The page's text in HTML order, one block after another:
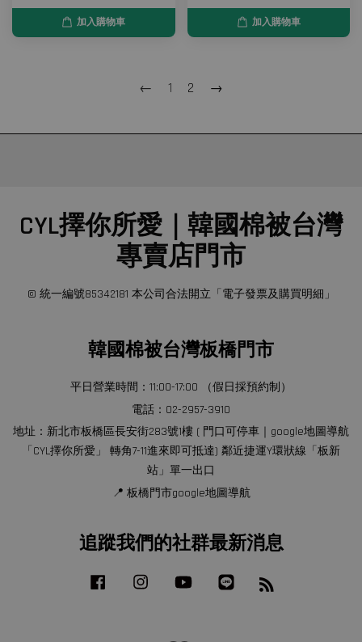
加入購物車 加入購物車
← 1 2 →
CYL擇你所愛｜韓國棉被台灣
專賣店門市
© 統一編號85342181 本公司合法開立「電子發票及購買明細」
韓國棉被台灣板橋門市
平日營業時間：11:00-17:00 （假日採預約制）
電話：02-2957-3910
地址：新北市板橋區長安街283號1樓 ( 門口可停車｜google地圖導航
「CYL擇你所愛」 轉角7-11進來即可抵達) 鄰近捷運Y環狀線「板新
站」單一出口
📍 板橋門市google地圖導航
追蹤我們的社群最新消息
Facebook Instagram YouTube